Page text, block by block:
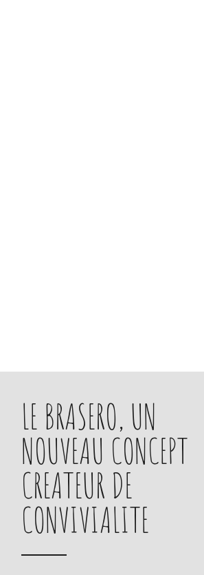
LE BRASERO, UN
NOUVEAU CONCEPT
CREATEUR DE
CONVIVIALITE
2